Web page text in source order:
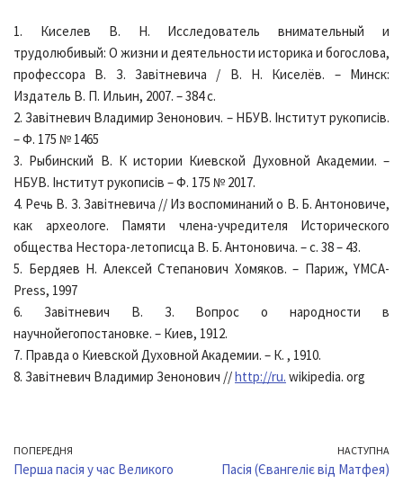
1. Киселев В. Н. Исследователь внимательный и
трудолюбивый: О жизни и деятельности историка и богослова,
профессора В. З. Завітневича / В. Н. Киселёв. – Минск:
Издатель В. П. Ильин, 2007. – 384 с.
2. Завітневич Владимир Зенонович. – НБУВ. Інститут рукописів.
– Ф. 175 № 1465
3. Рыбинский В. К истории Киевской Духовной Академии. –
НБУВ. Інститут рукописів – Ф. 175 № 2017.
4. Речь В. З. Завітневича // Из воспоминаний о В. Б. Антоновиче,
как археологе. Памяти члена-учредителя Исторического
общества Нестора-летописца В. Б. Антоновича. – с. 38 – 43.
5. Бердяев Н. Алексей Степанович Хомяков. – Париж, YMCA-
Press, 1997
6. Завітневич В. З. Вопрос о народности в
научнойегопостановке. – Киев, 1912.
7. Правда о Киевской Духовной Академии. – К. , 1910.
8. Завітневич Владимир Зенонович //http://ru. wikipedia. org
ПОПЕРЕДНЯ
Перша пасія у час Великого
НАСТУПНА
Пасія (Євангеліє від Матфея)